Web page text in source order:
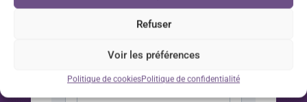
Refuser
Voir les préférences
Politique de cookiesPolitique de confidentialité